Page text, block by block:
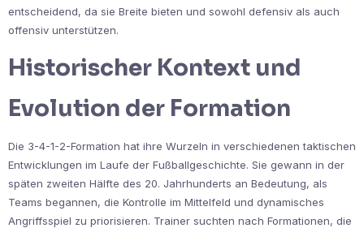
entscheidend, da sie Breite bieten und sowohl defensiv als auch
offensiv unterstützen.
Historischer Kontext und
Evolution der Formation
Die 3-4-1-2-Formation hat ihre Wurzeln in verschiedenen taktischen
Entwicklungen im Laufe der Fußballgeschichte. Sie gewann in der
späten zweiten Hälfte des 20. Jahrhunderts an Bedeutung, als
Teams begannen, die Kontrolle im Mittelfeld und dynamisches
Angriffsspiel zu priorisieren. Trainer suchten nach Formationen, die